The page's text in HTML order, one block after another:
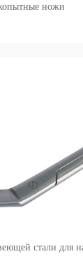
ножи
стали для